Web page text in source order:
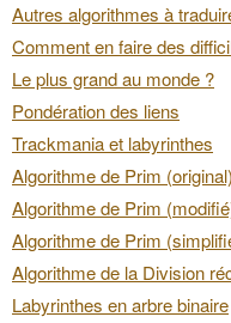
Autres algorithmes à
Comment en faire des
Le plus grand au monde ?
Pondération des liens
Trackmania et labyrinthes
Algorithme de Prim (original)
Algorithme de Prim
Algorithme de Prim
Algorithme de la Division
Labyrinthes en arbre binaire